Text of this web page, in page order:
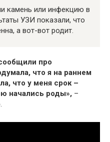
камень или инфекцию в
УЗИ показали, что
а вот-вот родит.
про
что я на раннем
что у меня срок –
начались роды», –